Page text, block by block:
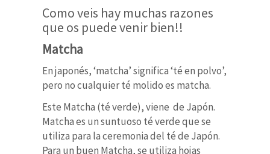
Como veis hay muchas razones
que os puede venir bien!!
Matcha
En japonés, ‘matcha’ significa ‘té en polvo’,
pero no cualquier té molido es matcha.
Este Matcha (té verde), viene de Japón.
Matcha es un suntuoso té verdeque se
utiliza para la ceremonia del té de Japón.
Para un buen Matcha, se utiliza hojas